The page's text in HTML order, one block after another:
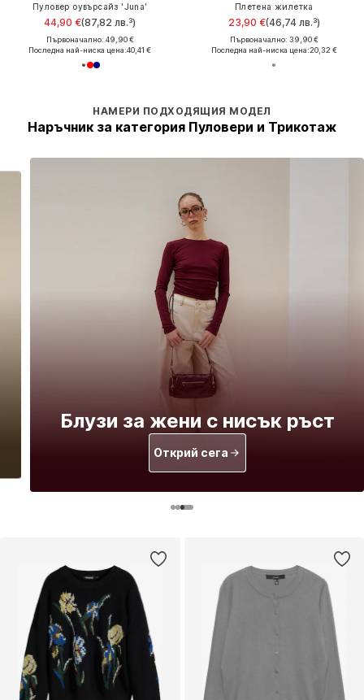
Пуловер оувърсайз 'Juna'
44,90 €(87,82 лв.³)
Първоначално: 49,90 €
Последна най-ниска цена:40,41 €
Плетена жилетка
23,90 €(46,74 лв.³)
Първоначално: 39,90 €
Последна най-ниска цена:20,32 €
НАМЕРИ ПОДХОДЯЩИЯ МОДЕЛ
Наръчник за категория Пуловери и Трикотаж
Блузи за жени с нисък ръст
Открий сега